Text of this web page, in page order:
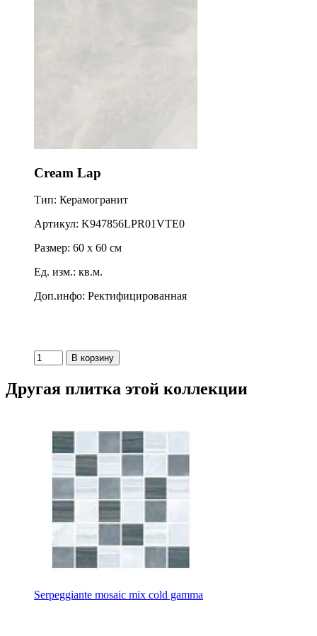
Cream Lap
Тип: Керамогранит
Артикул: K947856LPR01VTE0
Размер: 60 x 60 см
Ед. изм.: кв.м.
Доп.инфо: Ректифицированная
Другая плитка этой коллекции
Serpeggiante mosaic mix cold gamma